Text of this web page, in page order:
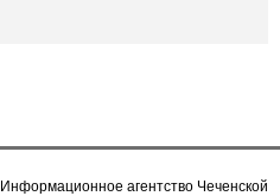
агентство Чеченской